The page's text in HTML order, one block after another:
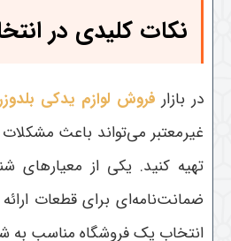
نکات کلیدی در
در بازار فروش لوازم یدکی
غیرمعتبر می‌تواند باعث
تهیه کنید. یکی از معیارهای
ضمانت‌نامه‌ای برای قطعات
انتخاب یک فروشگاه مناسب به